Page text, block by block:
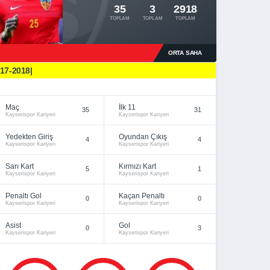
35
TOPLAM
3
TOPLAM
2918
TOPLAM
ORTA SAHA
2018|
Maç
Kayserispor Kariyeri
35 İlk 11
Kayserispor Kariyeri
31
Yedekten Giriş
Kayserispor Kariyeri
4 Oyundan Çıkış
Kayserispor Kariyeri
4
Sarı Kart
Kayserispor Kariyeri
5 Kırmızı Kart
Kayserispor Kariyeri
1
Penaltı Gol
Kayserispor Kariyeri
0 Kaçan Penaltı
Kayserispor Kariyeri
0
Asist
Kayserispor Kariyeri
0 Gol
Kayserispor Kariyeri
3